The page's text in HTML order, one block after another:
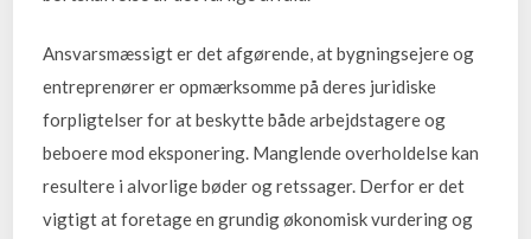
Ansvarsmæssigt er det afgørende, at bygningsejere og
entreprenører er opmærksomme på deres juridiske
forpligtelser for at beskytte både arbejdstagere og
beboere mod eksponering. Manglende overholdelse kan
resultere i alvorlige bøder og retssager. Derfor er det
vigtigt at foretage en grundig økonomisk vurdering og